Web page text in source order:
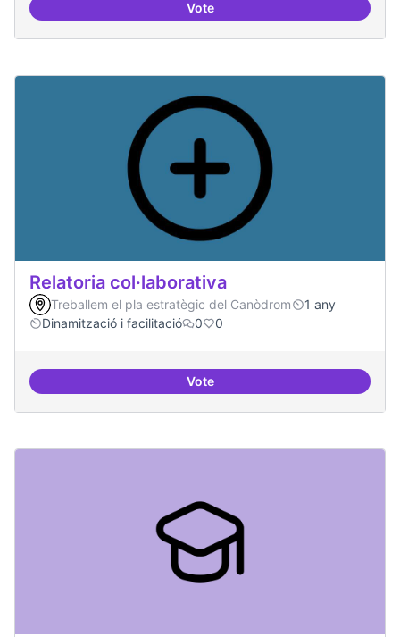
VoteRepositori de coneixement
Relatoria col·laborativa
Treballem el pla estratègic del Canòdrom
1 any
Dinamització i facilitació
0 0
VoteRelatoria col·laborativa